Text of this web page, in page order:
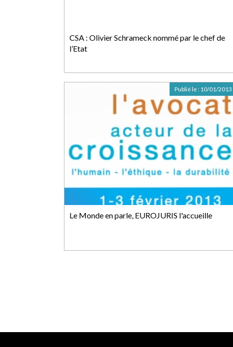
CSA : Olivier Schrameck nommé par le chef de
l’Etat
Le Monde en parle, EUROJURIS l'accueille
Publié le : 10/01/2013